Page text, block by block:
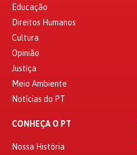
Educação
Direitos Humanos
Cultura
Opinião
Justiça
Meio Ambiente
Notícias do PT
CONHEÇA O PT
Nossa História